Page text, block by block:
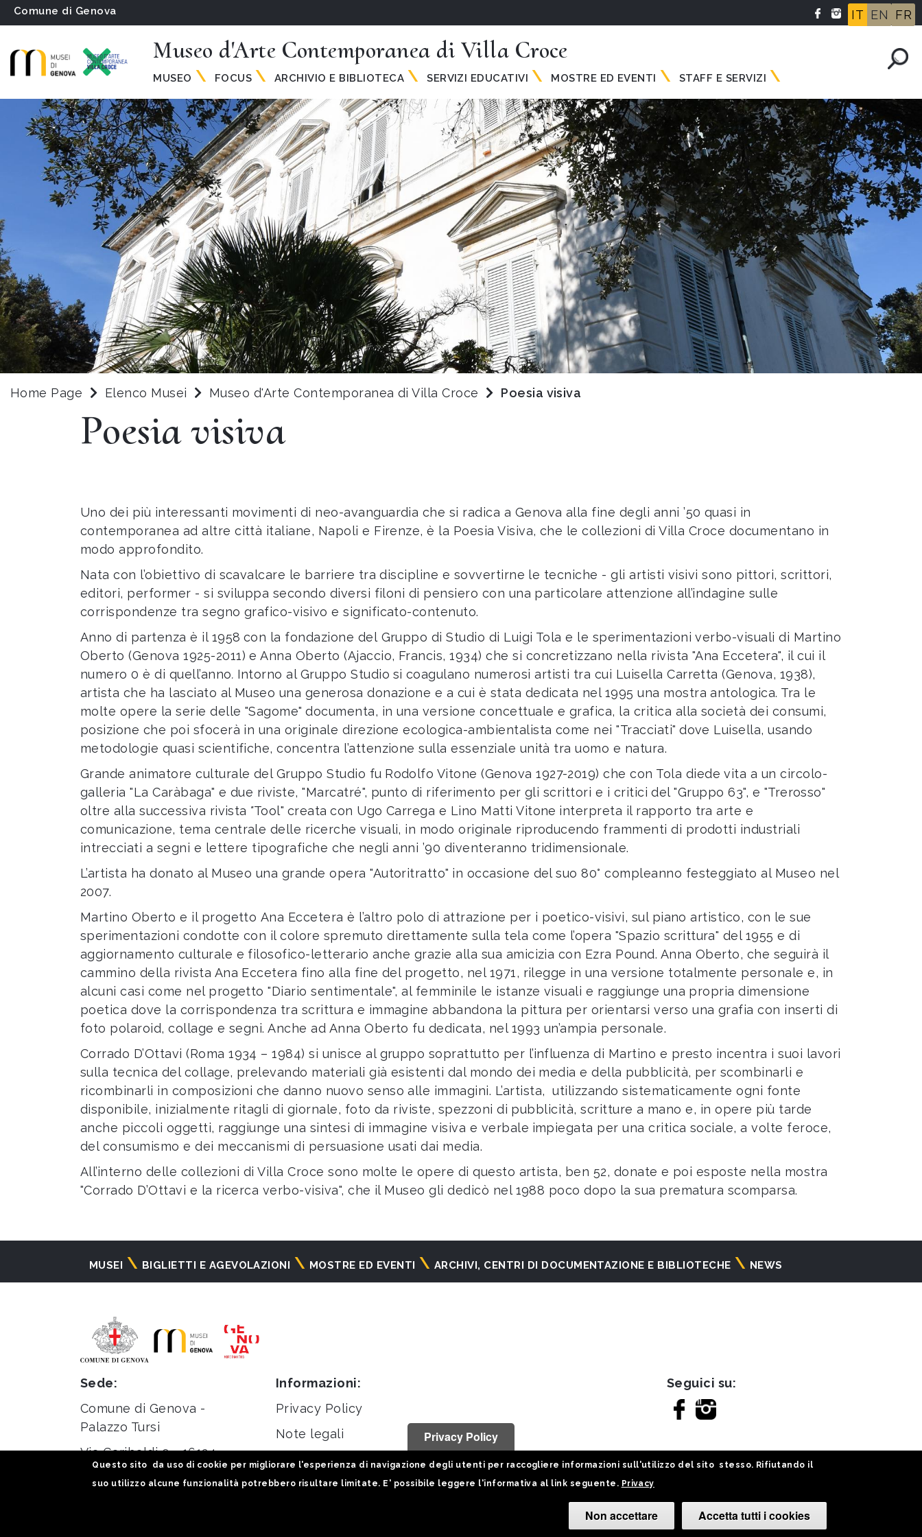
Comune di Genova IT EN FR
Museo d'Arte Contemporanea di Villa Croce
MUSEO FOCUS ARCHIVIO E BIBLIOTECA SERVIZI EDUCATIVI MOSTRE ED EVENTI STAFF E SERVIZI
Home Page Elenco Musei Museo d'Arte Contemporanea di Villa Croce Poesia visiva
Poesia visiva
Uno dei più interessanti movimenti di neo-avanguardia che si radica a Genova alla fine degli anni ’50 quasi in
contemporanea ad altre città italiane, Napoli e Firenze, è la Poesia Visiva, che le collezioni di Villa Croce documentano in
modo approfondito.
Nata con l’obiettivo di scavalcare le barriere tra discipline e sovvertirne le tecniche - gli artisti visivi sono pittori, scrittori,
editori, performer - si sviluppa secondo diversi filoni di pensiero con una particolare attenzione all’indagine sulle
corrispondenze tra segno grafico-visivo e significato-contenuto.
Anno di partenza è il 1958 con la fondazione del Gruppo di Studio di Luigi Tola e le sperimentazioni verbo-visuali di Martino
Oberto (Genova 1925-2011) e Anna Oberto (Ajaccio, Francis, 1934) che si concretizzano nella rivista "Ana Eccetera", il cui il
numero 0 è di quell’anno. Intorno al Gruppo Studio si coagulano numerosi artisti tra cui Luisella Carretta (Genova, 1938),
artista che ha lasciato al Museo una generosa donazione e a cui è stata dedicata nel 1995 una mostra antologica. Tra le
molte opere la serie delle "Sagome" documenta, in una versione concettuale e grafica, la critica alla società dei consumi,
posizione che poi sfocerà in una originale direzione ecologica-ambientalista come nei "Tracciati" dove Luisella, usando
metodologie quasi scientifiche, concentra l’attenzione sulla essenziale unità tra uomo e natura.
Grande animatore culturale del Gruppo Studio fu Rodolfo Vitone (Genova 1927-2019) che con Tola diede vita a un circolo-
galleria "La Caràbaga" e due riviste, "Marcatré", punto di riferimento per gli scrittori e i critici del "Gruppo 63", e "Trerosso"
oltre alla successiva rivista "Tool" creata con Ugo Carrega e Lino Matti Vitone interpreta il rapporto tra arte e
comunicazione, tema centrale delle ricerche visuali, in modo originale riproducendo frammenti di prodotti industriali
intrecciati a segni e lettere tipografiche che negli anni ’90 diventeranno tridimensionale.
L’artista ha donato al Museo una grande opera "Autoritratto" in occasione del suo 80° compleanno festeggiato al Museo nel
2007.
Martino Oberto e il progetto Ana Eccetera è l’altro polo di attrazione per i poetico-visivi, sul piano artistico, con le sue
sperimentazioni condotte con il colore spremuto direttamente sulla tela come l’opera "Spazio scrittura" del 1955 e di
aggiornamento culturale e filosofico-letterario anche grazie alla sua amicizia con Ezra Pound. Anna Oberto, che seguirà il
cammino della rivista Ana Eccetera fino alla fine del progetto, nel 1971, rilegge in una versione totalmente personale e, in
alcuni casi come nel progetto "Diario sentimentale", al femminile le istanze visuali e raggiunge una propria dimensione
poetica dove la corrispondenza tra scrittura e immagine abbandona la pittura per orientarsi verso una grafia con inserti di
foto polaroid, collage e segni. Anche ad Anna Oberto fu dedicata, nel 1993 un’ampia personale.
Corrado D’Ottavi (Roma 1934 – 1984) si unisce al gruppo soprattutto per l’influenza di Martino e presto incentra i suoi lavori
sulla tecnica del collage, prelevando materiali già esistenti dal mondo dei media e della pubblicità, per scombinarli e
ricombinarli in composizioni che danno nuovo senso alle immagini. L’artista, utilizzando sistematicamente ogni fonte
disponibile, inizialmente ritagli di giornale, foto da riviste, spezzoni di pubblicità, scritture a mano e, in opere più tarde
anche piccoli oggetti, raggiunge una sintesi di immagine visiva e verbale impiegata per una critica sociale, a volte feroce,
del consumismo e dei meccanismi di persuasione usati dai media.
All’interno delle collezioni di Villa Croce sono molte le opere di questo artista, ben 52, donate e poi esposte nella mostra
"Corrado D’Ottavi e la ricerca verbo-visiva", che il Museo gli dedicò nel 1988 poco dopo la sua prematura scomparsa.
Navigazione
MUSEI BIGLIETTI E AGEVOLAZIONI MOSTRE ED EVENTI ARCHIVI, CENTRI DI DOCUMENTAZIONE E BIBLIOTECHE NEWS
Sede:
Comune di Genova -
Palazzo Tursi
Via Garibaldi 9 - 16124
Genova
Informazioni:
Privacy Policy
Note legali
Statistiche
Seguici su:
Privacy Policy
Questo sito da uso di cookie per migliorare l'esperienza di navigazione degli utenti per raccogliere informazioni sull'utilizzo del sito stesso. Rifiutando il
suo utilizzo alcune funzionalità potrebbero risultare limitate. E' possibile leggere l'informativa al link seguente. Privacy
Non accettare Accetta tutti i cookies